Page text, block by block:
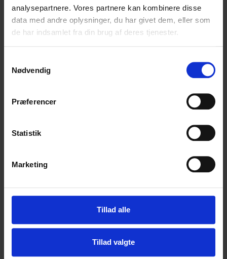
analysepartnere. Vores partnere kan kombinere disse
data med andre oplysninger, du har givet dem, eller som
de har indsamlet fra din brug af deres tjenester.
Nødvendig
Præferencer
Statistik
Marketing
Tillad alle
Tillad valgte
PORTUGAL
SKOTLAND
SPANIEN
BESTIL EGEN TUR
GALLERI
DANMARK
MAROKKO
PORTUGAL
HARLEY DAVIDSON